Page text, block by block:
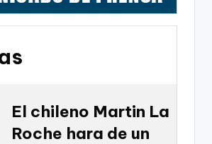
El chileno Martin La
Roche hara de un